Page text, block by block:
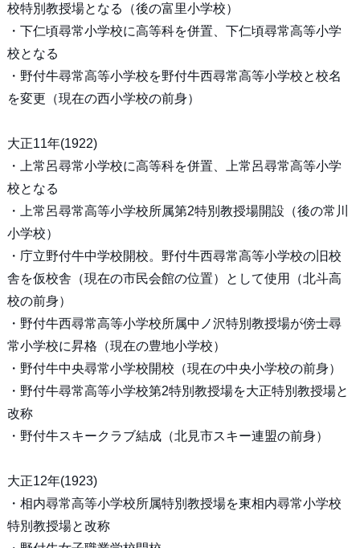
校特別教授場となる（後の富里小学校）
・下仁頃尋常小学校に高等科を併置、下仁頃尋常高等小学
校となる
・野付牛尋常高等小学校を野付牛西尋常高等小学校と校名
を変更（現在の西小学校の前身）
大正11年(1922)
・上常呂尋常小学校に高等科を併置、上常呂尋常高等小学
校となる
・上常呂尋常高等小学校所属第2特別教授場開設（後の常川
小学校）
・庁立野付牛中学校開校。野付牛西尋常高等小学校の旧校
舎を仮校舎（現在の市民会館の位置）として使用（北斗高
校の前身）
・野付牛西尋常高等小学校所属中ノ沢特別教授場が傍士尋
常小学校に昇格（現在の豊地小学校）
・野付牛中央尋常小学校開校（現在の中央小学校の前身）
・野付牛尋常高等小学校第2特別教授場を大正特別教授場と
改称
・野付牛スキークラブ結成（北見市スキー連盟の前身）
大正12年(1923)
・相内尋常高等小学校所属特別教授場を東相内尋常小学校
特別教授場と改称